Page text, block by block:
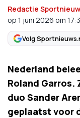
Redactie
op 1 juni 2026 om
Volg
Nederland
Roland Garros.
duo Sander
geplaatst voor